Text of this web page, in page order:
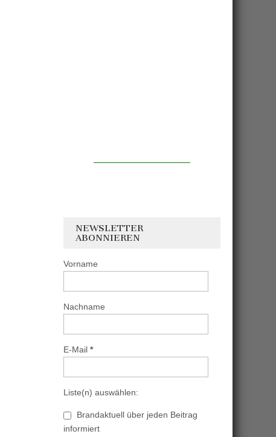
NEWSLETTER
ABONNIEREN
Vorname
Nachname
E-Mail *
Liste(n) auswählen:
Brandaktuell über jeden Beitrag
informiert